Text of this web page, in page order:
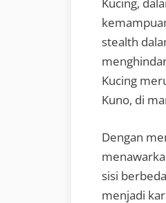
Kucing,
stealth
Kucing
Kuno, di
Dengan
sisi
menjadi